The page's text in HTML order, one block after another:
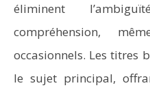
éliminent
compréhension,
occasionnels. Les titres
le sujet principal,